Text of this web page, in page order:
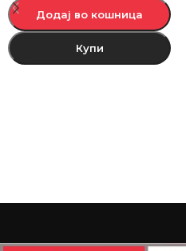
Додај во кошница
Купи